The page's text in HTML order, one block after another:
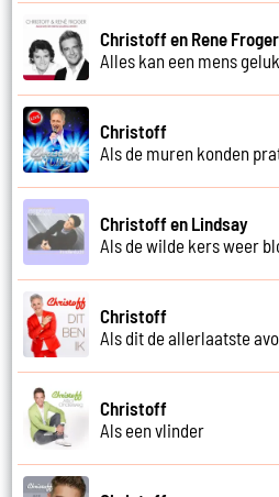
Christoff en Rene Froger
Alles kan een mens
Christoff
Als de muren konden
Christoff en Lindsay
Als de wilde kers weer
Christoff
Als dit de allerlaatste
Christoff
Als een vlinder